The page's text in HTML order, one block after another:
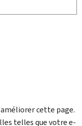
cette page.
telles que votre e-